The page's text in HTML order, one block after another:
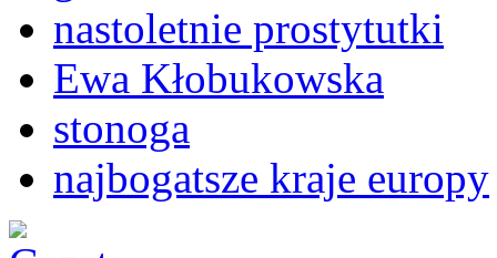
nastoletnie prostytutki
Ewa Kłobukowska
stonoga
najbogatsze kraje europy